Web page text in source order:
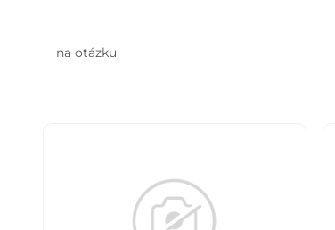
na otázku